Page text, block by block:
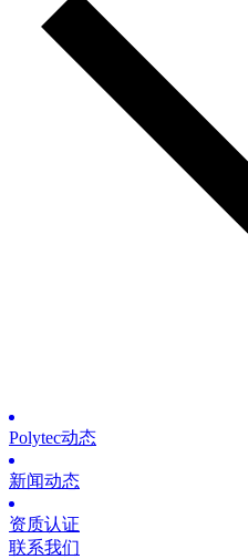
Polytec动态
新闻动态
资质认证
联系我们